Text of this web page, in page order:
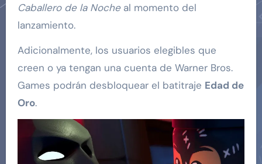
Caballero de la Nocheal momento del
lanzamiento.
Adicionalmente, los usuarios elegibles que
creen o ya tengan una cuenta de Warner Bros.
Games podrán desbloquear el batitraje Edad de
Oro.